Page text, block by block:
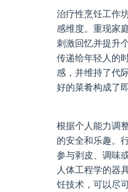
治疗性烹饪工作
感维度。重现家
刺激回忆并提升
传递给年轻人的
感，并维持了代
好的菜肴构成了
根据个人能力调
的安全和乐趣。
参与剥皮、调味
人体工程学的器
饪技术，可以尽